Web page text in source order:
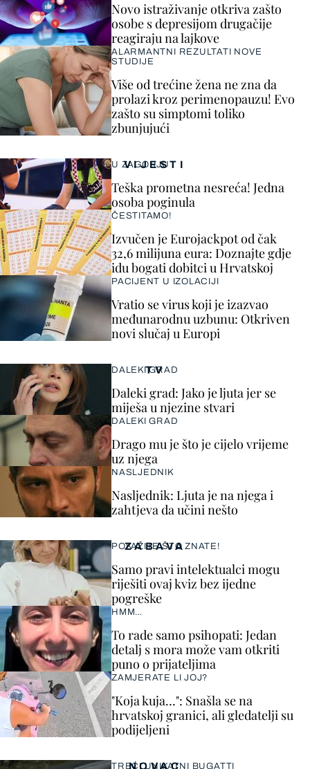
VIJESTI
U ZAGORJU
Teška prometna nesreća! Jedna
osoba poginula
ČESTITAMO!
Izvučen je Eurojackpot od čak
32,6 milijuna eura: Doznajte gdje
idu bogati dobitci u Hrvatskoj
PACIJENT U IZOLACIJI
Vratio se virus koji je izazvao
međunarodnu uzbunu: Otkriven
novi slučaj u Europi
Novo istraživanje otkriva zašto
osobe s depresijom drugačije
reagiraju na lajkove
ALARMANTNI REZULTATI NOVE
STUDIJE
Više od trećine žena ne zna da
prolazi kroz perimenopauzu! Evo
zašto su simptomi toliko
zbunjujući
ZABAVA
POKAŽITE ŠTO ZNATE!
Samo pravi intelektualci mogu
riješiti ovaj kviz bez ijedne
pogreške
HMM…
To rade samo psihopati: Jedan
detalj s mora može vam otkriti
puno o prijateljima
ZAMJERATE LI JOJ?
"Koja kuja…": Snašla se na
hrvatskoj granici, ali gledatelji su
podijeljeni
TV
DALEKI GRAD
Daleki grad: Jako je ljuta jer se
miješa u njezine stvari
DALEKI GRAD
Drago mu je što je cijelo vrijeme
uz njega
NASLJEDNIK
Nasljednik: Ljuta je na njega i
zahtjeva da učini nešto
NOVAC
TREĆI UNIKATNI BUGATTI